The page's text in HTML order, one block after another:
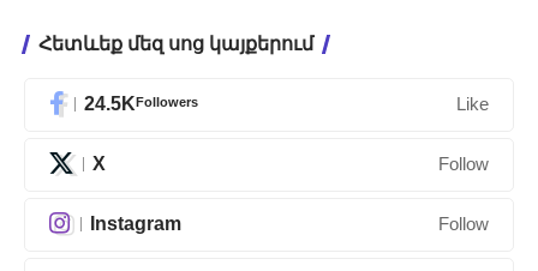
Հետևեք մեզ սոց կայքերում
24.5KFollowers Like
X Follow
Instagram Follow